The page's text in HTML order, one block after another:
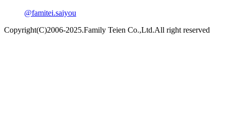
@famitei.saiyou
Copyright(C)2006-2025.Family Teien Co.,Ltd.All right reserved